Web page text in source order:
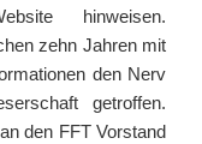
hinweisen.
zehn Jahren mit
den Nerv
getroffen.
den FFT Vorstand